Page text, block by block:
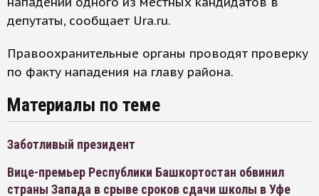
депутаты, сообщает Ura.ru.
Правоохранительные органы проводят проверку
по факту нападения на главу района.
Материалы по теме
Заботливый президент
Вице-премьер Республики Башкортостан обвинил
страны Запада в срыве сроков сдачи школы в Уфе